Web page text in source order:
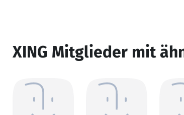
XING Mitglieder mit